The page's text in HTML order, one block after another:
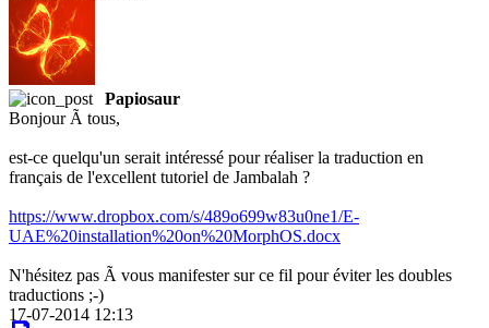
Papiosaur
Bonjour Ã tous,
est-ce quelqu'un serait intéressé pour réaliser la traduction en
français de l'excellent tutoriel de Jambalah ?
https://www.dropbox.com/s/489o699w83u0ne1/E-
UAE%20installation%20on%20MorphOS.docx
N'hésitez pas Ã vous manifester sur ce fil pour éviter les doubles
traductions ;-)
17-07-2014 12:13